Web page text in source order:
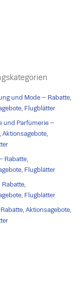
und Mode – Rabatte,
Flugblätter
und Parfümerie –
Aktionsagebote,
Rabatte,
Flugblätter
Rabatte,
Flugblätter
Aktionsagebote,